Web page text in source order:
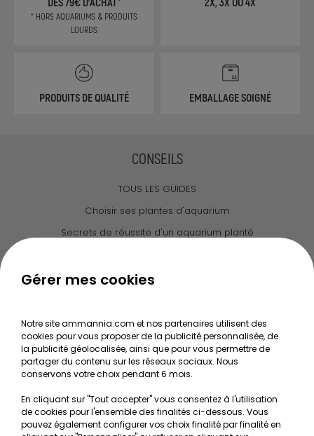
* HORS AQUARIUMS & PRODUITS
LOURDS
PRODUITS DE QUALITÉ EMBALLAGE SOIGNÉ
CONSEILS
TOUS LES GUIDES
Choisir ses plantes d'aquarium
Secrets de réussite d'un aquarium planté
Le journal d'Ammannia
Recherche de Notices de produits
Mentions légales
Conditions générales de vente
RGPD
Gérer mes cookies
Notre site ammannia.com et nos partenaires utilisent des
cookies pour vous proposer de la publicité personnalisée, de
la publicité géolocalisée, ainsi que pour vous permettre de
partager du contenu sur les réseaux sociaux. Nous
conservons votre choix pendant 6 mois.
En cliquant sur "Tout accepter" vous consentez à l'utilisation
de cookies pour l'ensemble des finalités ci-dessous. Vous
pouvez également configurer vos choix finalité par finalité en